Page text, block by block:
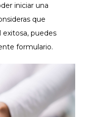
iniciar una
que
puedes
formulario.